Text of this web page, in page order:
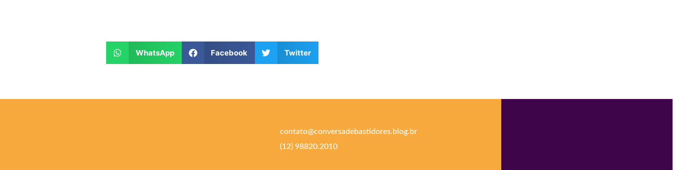
WhatsApp Facebook Twitter
contato@conversadebastidores.blog.br
(12) 98820.2010